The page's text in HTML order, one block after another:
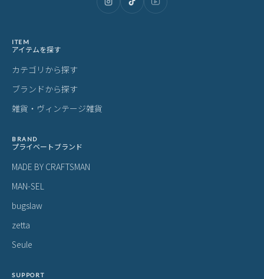
ITEM
アイテムを探す
カテゴリから探す
ブランドから探す
雑貨・ヴィンテージ雑貨
BRAND
プライベートブランド
MADE BY CRAFTSMAN
MAN-SEL
bugslaw
zetta
Seule
SUPPORT